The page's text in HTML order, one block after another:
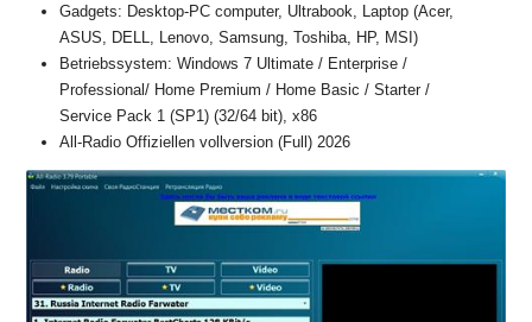
Gadgets: Desktop-PC computer, Ultrabook, Laptop (Acer,
ASUS, DELL, Lenovo, Samsung, Toshiba, HP, MSI)
Betriebssystem: Windows 7 Ultimate / Enterprise /
Professional/ Home Premium / Home Basic / Starter /
Service Pack 1 (SP1) (32/64 bit), x86
All-Radio Offiziellen vollversion (Full) 2026